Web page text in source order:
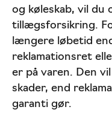
og køleskab, vil du
tillægsforsikring.
længere løbetid
reklamationsret
er på varen. Den
skader, end
garanti gør.